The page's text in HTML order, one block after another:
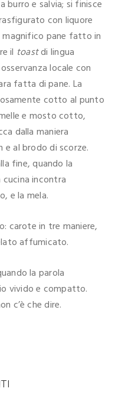
burro e salvia; si finisce
con liquore
magnifico pane fatto in
il toastdi lingua
locale con
fatta di pane. La
cotto al punto
e mosto cotto,
dalla maniera
e al brodo di scorze.
fine, quando la
incontra
e la mela.
carote in tre maniere,
affumicato.
la parola
vivido e compatto.
c’è che dire.